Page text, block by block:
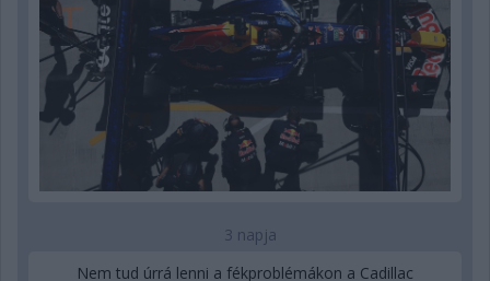
3 napja
Nem tud úrrá lenni a fékproblémákon a Cadillac